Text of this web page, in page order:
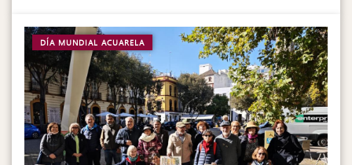
DÍA MUNDIAL ACUARELA